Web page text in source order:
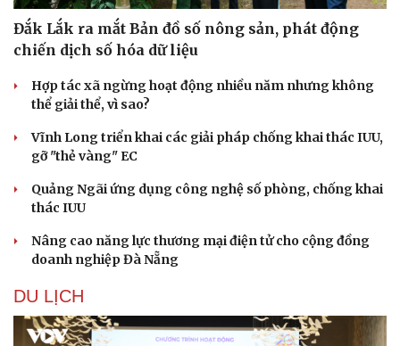
Đắk Lắk ra mắt Bản đồ số nông sản, phát động
chiến dịch số hóa dữ liệu
Hợp tác xã ngừng hoạt động nhiều năm nhưng không
thể giải thể, vì sao?
Vĩnh Long triển khai các giải pháp chống khai thác IUU,
gỡ "thẻ vàng" EC
Quảng Ngãi ứng dụng công nghệ số phòng, chống khai
thác IUU
Nâng cao năng lực thương mại điện tử cho cộng đồng
doanh nghiệp Đà Nẵng
DU LỊCH